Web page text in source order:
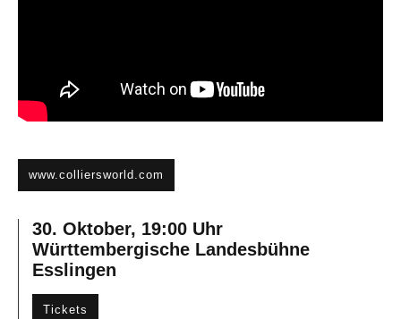
www.colliersworld.com
30. Oktober, 19:00 Uhr
Württembergische Landesbühne
Esslingen
Tickets